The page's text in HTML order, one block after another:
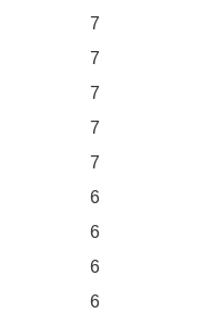
7
7
7
7
7
6
6
6
6